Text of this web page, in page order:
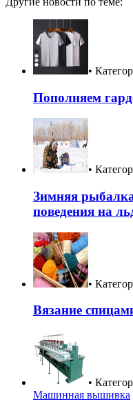
•
Пополняем
•
Зимняя
поведения на
•
Вязание
•
Машинная вышивка